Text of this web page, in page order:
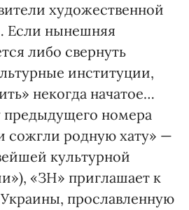
художественной
Если нынешняя
либо свернуть
институции,
некогда начатое…
номера
сожгли родную хату» —
культурной
«ЗН» приглашает к
Украины, прославленную